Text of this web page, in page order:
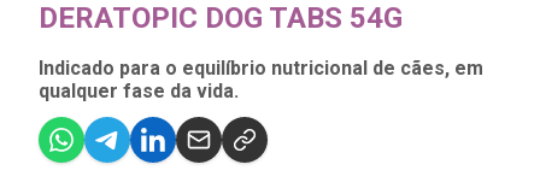
DERATOPIC DOG TABS 54G
Indicado para o equilíbrio nutricional de cães, em
qualquer fase da vida.